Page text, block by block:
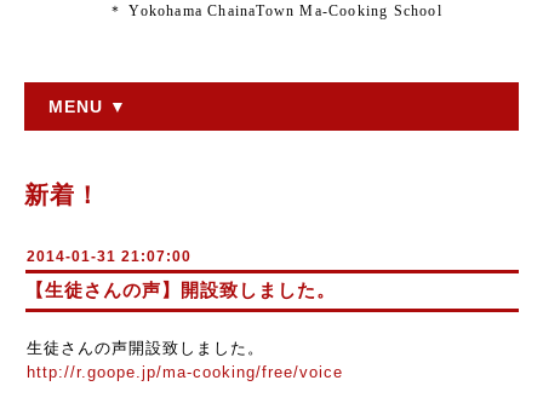
＊ Yokohama ChainaTown Ma-Cooking School
MENU ▼
新着！
2014-01-31 21:07:00
【生徒さんの声】開設致しました。
生徒さんの声開設致しました。
http://r.goope.jp/ma-cooking/free/voice